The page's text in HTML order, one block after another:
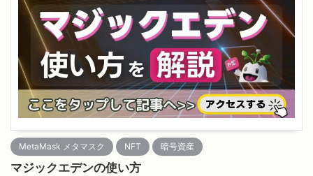
MetaMask メタマスク NFT 暗号資産
マジックエデンの使い方